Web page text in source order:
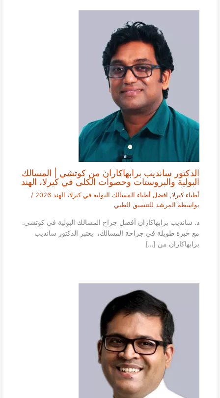
الدكتور سانديب برابهاكاران من كوتشي | المسالك
البولية والبروستات وحصوات الكلى في كيرلا، الهند
أطباء كيرلا, افضل أطباء المسالك البولية في كيرلا، الهند 2026
/
بواسطة المرشد للتنسيق الطبي
د. سانديب برابهاكاران أفضل جراح المسالك البولية في كوتشي.
مع خبرة طويلة في جراحة المسالك، يعتبر الدكتور سانديب
برابهاكاران من […]